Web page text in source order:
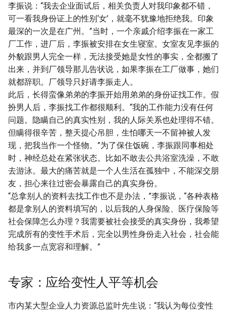
李振说：“我去企业面试后，相关负责人对我印象都不错，
可一看我身份证上的性别‘女’，就毫不犹豫地拒绝我。印象
最深的一次是在广州。”当时，一个亲戚介绍李振在一家工
厂工作，进厂后，李振被安排在女生寝室。女室友见李振的
外貌跟男人完全一样，无法接受她是女性的事实，全都搬了
出来，并到厂领导那儿告状说，如果李振在工厂做事，她们
就都辞职。厂领导只好请李振走人。
此后，长得蛮像弟弟的李振开始用弟弟的身份证找工作。假
扮男人后，李振找工作都很顺利。“我的工作能力没有任何
问题。隐瞒自己的真实性别，我的人际关系也处理得不错。
但瞒得很辛苦，整天提心吊胆，生怕哪天一不留神被人发
现，把我当作一个怪物。”为了保住饭碗，李振跟同事相处
时，神经总处在紧张状态。比如不敢去公共浴室洗澡，不敢
去游泳。最大的痛苦就是一个人生活在孤独中，不能深交朋
友，担心来往过密会暴露自己的真实身份。
“总拿别人的资料去找工作也不是办法，”李振说，“各种表格
都是拿别人的资料填写的，以后我的人身保险、医疗保险等
社会保障怎么办理？我需要被社会接受的真实身份，我希望
完成所有的变性手术后，完全以男性身份走入社会，社会能
给我多一点宽容和理解。”
专家：应给变性人平等机会
市内某大型企业人力资源总监叶先生说：“我认为每位变性